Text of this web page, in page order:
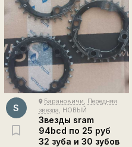
S
place Барановичи, Передняя
звезда, НОВЫЙ
Звезды sram
94bcd по 25 руб
32 зуба и 30 зубов